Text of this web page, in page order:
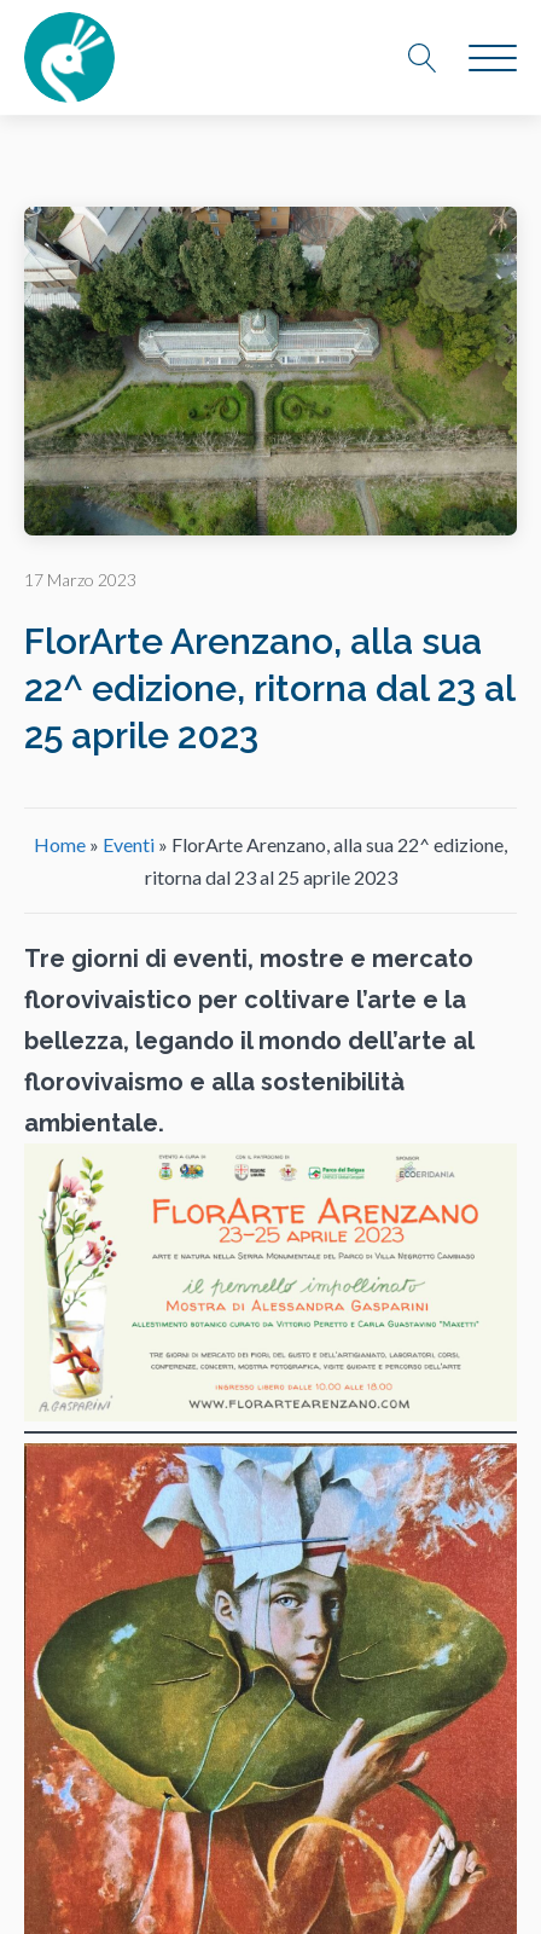
17 Marzo 2023
FlorArte Arenzano, alla sua
22^ edizione, ritorna dal 23 al
25 aprile 2023
Home » Eventi » FlorArte Arenzano, alla sua 22^ edizione,
ritorna dal 23 al 25 aprile 2023
Tre giorni di eventi, mostre e mercato
florovivaistico per coltivare l’arte e la
bellezza, legando il mondo dell’arte al
florovivaismo e alla sostenibilità
ambientale.